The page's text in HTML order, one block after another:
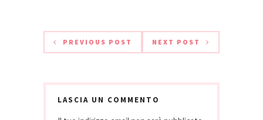
PREVIOUS POST NEXT POST
LASCIA UN COMMENTO